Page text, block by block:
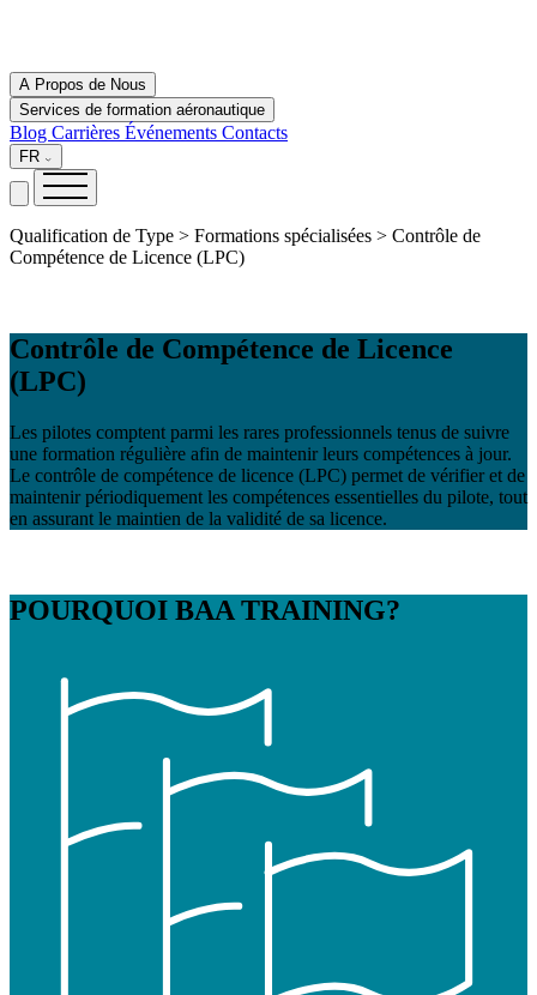
A Propos de Nous
Services de formation aéronautique
Blog Carrières Événements Contacts
FR
Qualification de Type > Formations spécialisées > Contrôle de
Compétence de Licence (LPC)
Contrôle de Compétence de Licence
(LPC)
Les pilotes comptent parmi les rares professionnels tenus de suivre
une formation régulière afin de maintenir leurs compétences à jour.
Le contrôle de compétence de licence (LPC) permet de vérifier et de
maintenir périodiquement les compétences essentielles du pilote, tout
en assurant le maintien de la validité de sa licence.
POURQUOI BAA TRAINING?